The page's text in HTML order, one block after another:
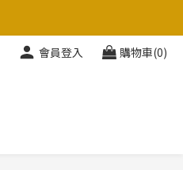
會員登入 購物車(0)